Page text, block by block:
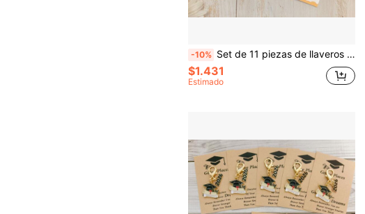
-10% Set de 11 piezas de llaveros de metal con diseños de perros de dibujos animados - Regalos de llaveros para fiestas - Incluye dijes de perros Corgi, Caniche, Samoyedo de aleación - Diseño de dibujos animados adorable, regalo ideal para amantes de los perros, llaveros para mochilas/autos, recuerdos de fiesta, adecuado para vacaciones, cumpleaños, graduación, para dar a amigos, compañeros de clase, maestros
$1.431
Estimado